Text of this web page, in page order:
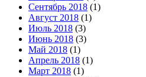
Сентябрь 2018 (1)
Август 2018 (1)
Июль 2018 (3)
Июнь 2018 (3)
Май 2018 (1)
Апрель 2018 (1)
Март 2018 (1)